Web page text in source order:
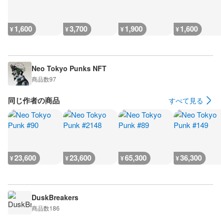
¥1,600 ¥3,700 ¥1,900 ¥1,600
Neo Tokyo Punks NFT
商品数97
同じ作者の商品 すべて見る
¥23,600 ¥23,600 ¥65,300 ¥36,300
DuskBreakers
商品数186